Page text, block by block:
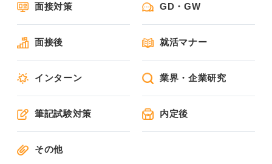
面接対策 GD・GW
面接後 就活マナー
インターン 業界・企業研究
筆記試験対策 内定後
その他